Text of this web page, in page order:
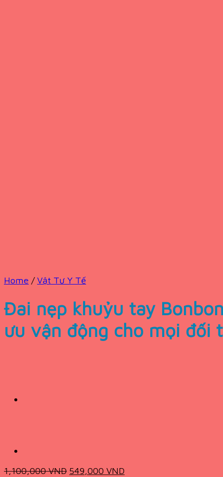
Home / Vật Tư Y Tế
Đai nẹp khuỷu tay
ưu vận động cho mọi đối
1,100,000VND Original
549,000 VND